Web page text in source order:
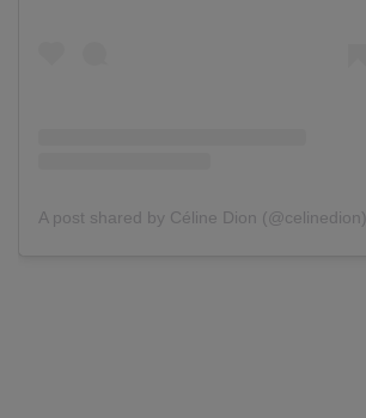
A post shared by Céline Dion (@celinedion)